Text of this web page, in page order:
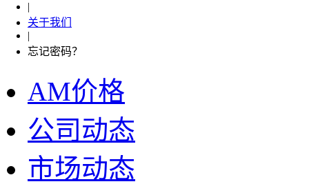
|
关于我们
|
忘记密码？
AM价格
公司动态
市场动态